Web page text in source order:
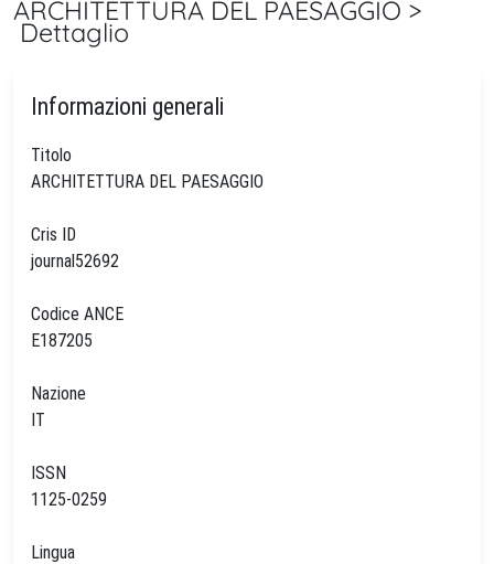
ARCHITETTURA DEL PAESAGGIO >
Dettaglio
Informazioni generali
Titolo
Cris ID
Codice ANCE
Nazione
ISSN
Lingua